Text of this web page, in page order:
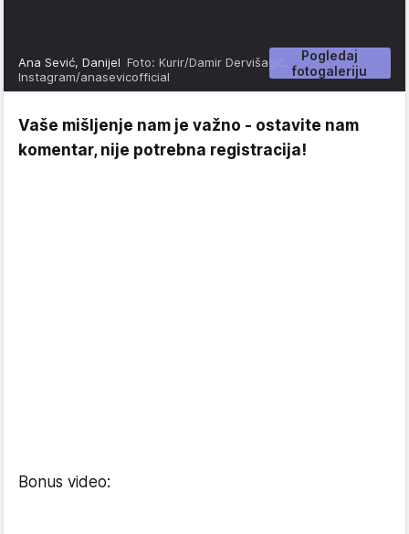
Pogledaj
fotogaleriju
Ana Sević, Danijel Foto: Kurir/Damir Dervišagić,
Instagram/anasevicofficial
Vaše mišljenje nam je važno - ostavite nam
komentar, nije potrebna registracija!
Bonus video: